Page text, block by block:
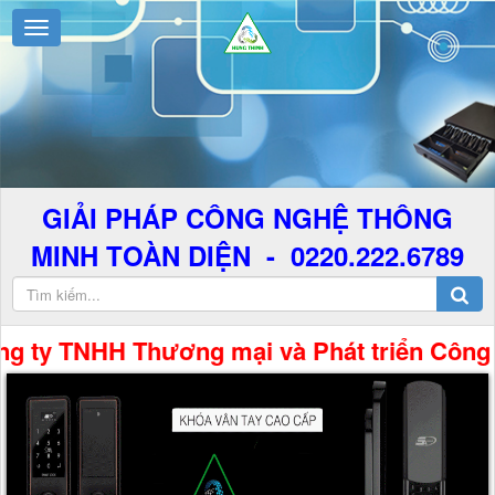
GIẢI PHÁP CÔNG NGHỆ THÔNG
MINH TOÀN DIỆN - 0220.222.6789
Thương mại và Phát triển Công